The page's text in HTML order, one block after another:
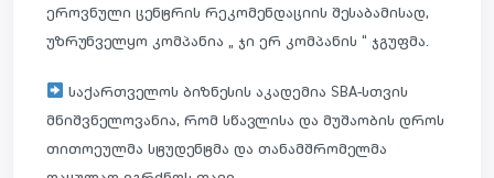
ეროვნული ცენტრის რეკომენდაციის შესაბამისად,
უზრუნველყო კომპანია „ ჯი ერ კომპანის “ ჯგუფმა.
საქართველოს ბიზნესის აკადემია SBA-სთვის
მნიშვნელოვანია, რომ სწავლისა და მუშაობის დროს
თითოეულმა სტუდენტმა და თანამშრომელმა